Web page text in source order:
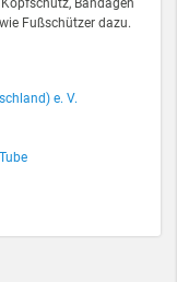
Bandagen
Fußschützer dazu.
e. V.